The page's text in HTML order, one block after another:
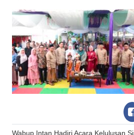
Post
Wabup Intan Hadiri Acara Kelulusan